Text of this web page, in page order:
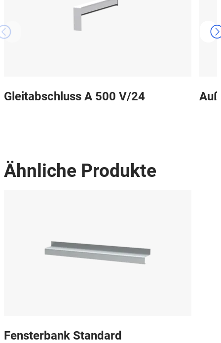
Gleitabschluss A 500 V/24
Ähnliche Produkte
Fensterbank Standard